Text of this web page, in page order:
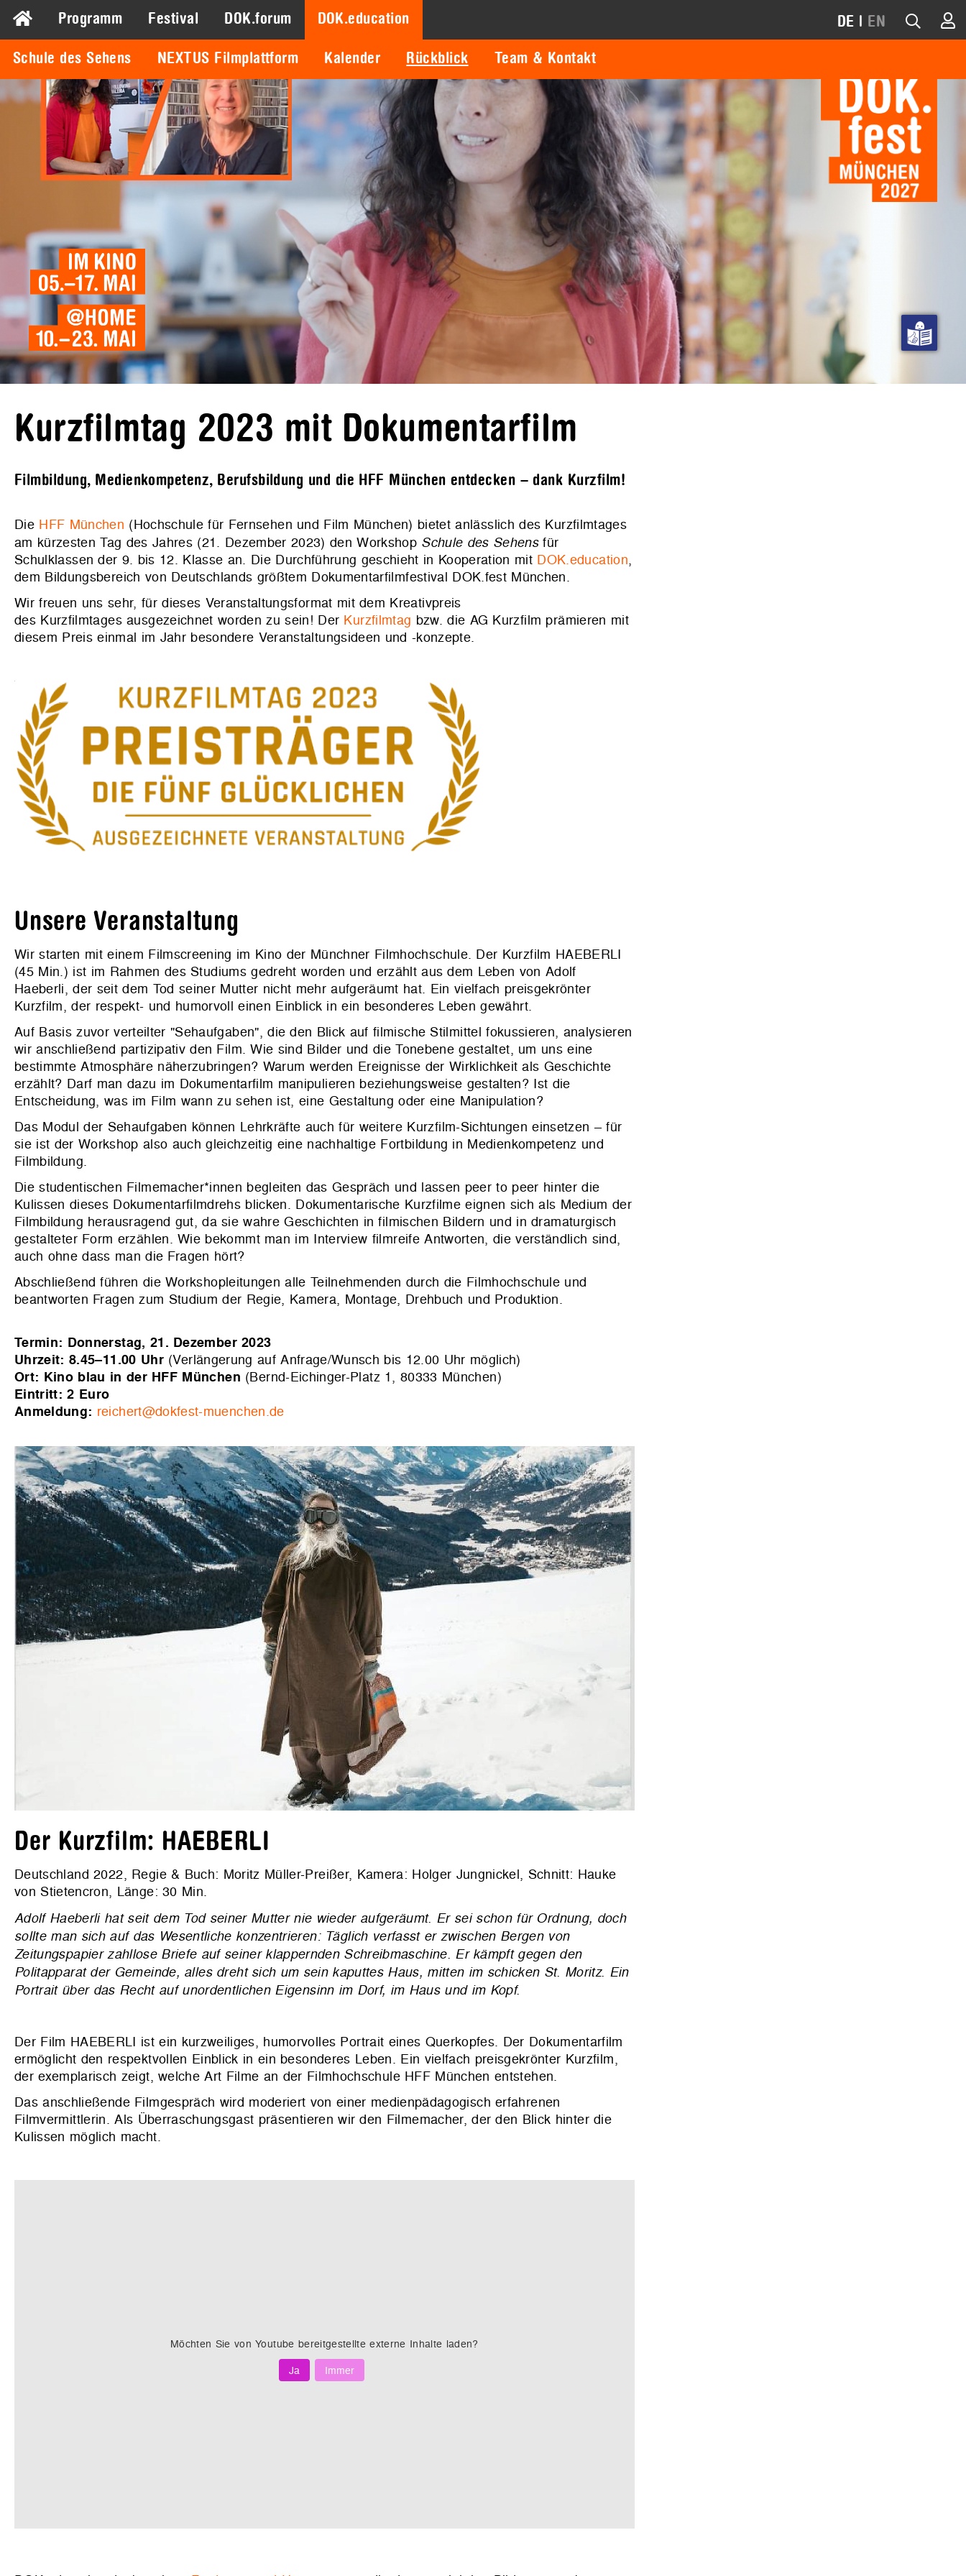
Programm Festival DOK.forum DOK.education
Schule des Sehens NEXTUS Filmplattform Kalender Rückblick Team & Kontakt
DE | EN
Kurzfilmtag 2023 mit Dokumentarfilm
Filmbildung, Medienkompetenz, Berufsbildung und die HFF München entdecken – dank Kurzfilm!
Die HFF München (Hochschule für Fernsehen und Film München) bietet anlässlich des Kurzfilmtages
am kürzesten Tag des Jahres (21. Dezember 2023) den Workshop Schule des Sehensfür
Schulklassen der 9. bis 12. Klasse an. Die Durchführung geschieht in Kooperation mit DOK.education,
dem Bildungsbereich von Deutschlands größtem Dokumentarfilmfestival DOK.fest München.
Wir freuen uns sehr, für dieses Veranstaltungsformat mit dem Kreativpreis
des Kurzfilmtages ausgezeichnet worden zu sein! Der Kurzfilmtag bzw. die AG Kurzfilm prämieren mit
diesem Preis einmal im Jahr besondere Veranstaltungsideen und -konzepte.
Unsere Veranstaltung
Wir starten mit einem Filmscreening im Kino der Münchner Filmhochschule. Der Kurzfilm HAEBERLI
(45 Min.) ist im Rahmen des Studiums gedreht worden und erzählt aus dem Leben von Adolf
Haeberli, der seit dem Tod seiner Mutter nicht mehr aufgeräumt hat. Ein vielfach preisgekrönter
Kurzfilm, der respekt- und humorvoll einen Einblick in ein besonderes Leben gewährt.
Auf Basis zuvor verteilter "Sehaufgaben", die den Blick auf filmische Stilmittel fokussieren, analysieren
wir anschließend partizipativ den Film. Wie sind Bilder und die Tonebene gestaltet, um uns eine
bestimmte Atmosphäre näherzubringen? Warum werden Ereignisse der Wirklichkeit als Geschichte
erzählt? Darf man dazu im Dokumentarfilm manipulieren beziehungsweise gestalten? Ist die
Entscheidung, was im Film wann zu sehen ist, eine Gestaltung oder eine Manipulation?
Das Modul der Sehaufgaben können Lehrkräfte auch für weitere Kurzfilm-Sichtungen einsetzen – für
sie ist der Workshop also auch gleichzeitig eine nachhaltige Fortbildung in Medienkompetenz und
Filmbildung.
Die studentischen Filmemacher*innen begleiten das Gespräch und lassen peer to peer hinter die
Kulissen dieses Dokumentarfilmdrehs blicken. Dokumentarische Kurzfilme eignen sich als Medium der
Filmbildung herausragend gut, da sie wahre Geschichten in filmischen Bildern und in dramaturgisch
gestalteter Form erzählen. Wie bekommt man im Interview filmreife Antworten, die verständlich sind,
auch ohne dass man die Fragen hört?
Abschließend führen die Workshopleitungen alle Teilnehmenden durch die Filmhochschule und
beantworten Fragen zum Studium der Regie, Kamera, Montage, Drehbuch und Produktion.
Termin: Donnerstag, 21. Dezember 2023
Uhrzeit: 8.45–11.00 Uhr (Verlängerung auf Anfrage/Wunsch bis 12.00 Uhr möglich)
Ort: Kino blau in der HFF München (Bernd-Eichinger-Platz 1, 80333 München)
Eintritt: 2 Euro
Anmeldung: reichert@dokfest-muenchen.de
Der Kurzfilm: HAEBERLI
Deutschland 2022, Regie & Buch: Moritz Müller-Preißer, Kamera: Holger Jungnickel, Schnitt: Hauke
von Stietencron, Länge: 30 Min.
Adolf Haeberli hat seit dem Tod seiner Mutter nie wieder aufgeräumt. Er sei schon für Ordnung, doch
sollte man sich auf das Wesentliche konzentrieren: Täglich verfasst er zwischen Bergen von
Zeitungspapier zahllose Briefe auf seiner klappernden Schreibmaschine. Er kämpft gegen den
Politapparat der Gemeinde, alles dreht sich um sein kaputtes Haus, mitten im schicken St. Moritz. Ein
Portrait über das Recht auf unordentlichen Eigensinn im Dorf, im Haus und im Kopf.
Der Film HAEBERLI ist ein kurzweiliges, humorvolles Portrait eines Querkopfes. Der Dokumentarfilm
ermöglicht den respektvollen Einblick in ein besonderes Leben. Ein vielfach preisgekrönter Kurzfilm,
der exemplarisch zeigt, welche Art Filme an der Filmhochschule HFF München entstehen.
Das anschließende Filmgespräch wird moderiert von einer medienpädagogisch erfahrenen
Filmvermittlerin. Als Überraschungsgast präsentieren wir den Filmemacher, der den Blick hinter die
Kulissen möglich macht.
Möchten Sie vonYoutube bereitgestellte externe Inhalte laden?
Ja
Immer